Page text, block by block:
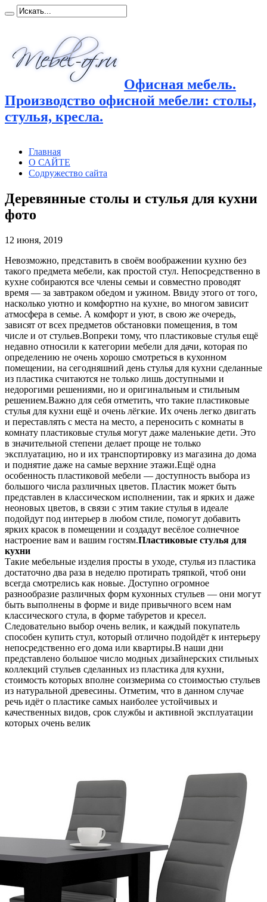
Офисная мебель.
Производство офисной мебели: столы,
стулья, кресла.
Главная
О САЙТЕ
Содружество сайта
Деревянные столы и стулья для кухни
фото
12 июня, 2019
Невозможно, представить в своём воображении кухню без
такого предмета мебели, как простой стул. Непосредственно в
кухне собираются все члены семьи и совместно проводят
время — за завтраком обедом и ужином. Ввиду этого от того,
насколько уютно и комфортно на кухне, во многом зависит
атмосфера в семье. А комфорт и уют, в свою же очередь,
зависят от всех предметов обстановки помещения, в том
числе и от стульев.Вопреки тому, что пластиковые стулья ещё
недавно относили к категории мебели для дачи, которая по
определению не очень хорошо смотреться в кухонном
помещении, на сегодняшний день стулья для кухни сделанные
из пластика считаются не только лишь доступными и
недорогими решениями, но и оригинальным и стильным
решением.Важно для себя отметить, что такие пластиковые
стулья для кухни ещё и очень лёгкие. Их очень легко двигать
и переставлять с места на место, а переносить с комнаты в
комнату пластиковые стулья могут даже маленькие дети. Это
в значительной степени делает проще не только
эксплуатацию, но и их транспортировку из магазина до дома
и поднятие даже на самые верхние этажи.Ещё одна
особенность пластиковой мебели — доступность выбора из
большого числа различных цветов. Пластик может быть
представлен в классическом исполнении, так и ярких и даже
неоновых цветов, в связи с этим такие стулья в идеале
подойдут под интерьер в любом стиле, помогут добавить
ярких красок в помещении и создадут весёлое солнечное
настроение вам и вашим гостям.Пластиковые стулья для
кухни
Такие мебельные изделия просты в уходе, стулья из пластика
достаточно два раза в неделю протирать тряпкой, чтоб они
всегда смотрелись как новые. Доступно огромное
разнообразие различных форм кухонных стульев — они могут
быть выполнены в форме и виде привычного всем нам
классического стула, в форме табуретов и кресел.
Следовательно выбор очень велик, и каждый покупатель
способен купить стул, который отлично подойдёт к интерьеру
непосредственно его дома или квартиры.В наши дни
представлено большое число модных дизайнерских стильных
коллекций стульев сделанных из пластика для кухни,
стоимость которых вполне соизмерима со стоимостью стульев
из натуральной древесины. Отметим, что в данном случае
речь идёт о пластике самых наиболее устойчивых и
качественных видов, срок службы и активной эксплуатации
которых очень велик